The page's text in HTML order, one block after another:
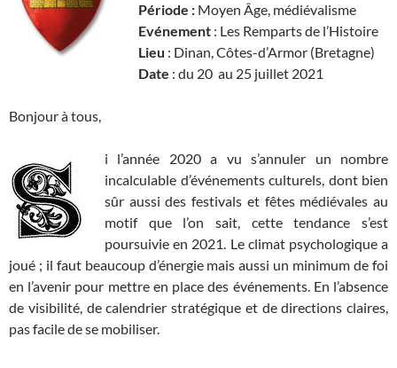
Période : Moyen Âge, médiévalisme
Evénement : Les Remparts de l’Histoire
Lieu : Dinan, Côtes-d’Armor (Bretagne)
Date : du 20 au 25 juillet 2021
Bonjour à tous,
i l’année 2020 a vu s’annuler un nombre
incalculable d’événements culturels, dont bien
sûr aussi des festivals et fêtes médiévales au
motif que l’on sait, cette tendance s’est
poursuivie en 2021. Le climat psychologique a
joué ; il faut beaucoup d’énergie mais aussi un minimum de foi
en l’avenir pour mettre en place des événements. En l’absence
de visibilité, de calendrier stratégique et de directions claires,
pas facile de se mobiliser.